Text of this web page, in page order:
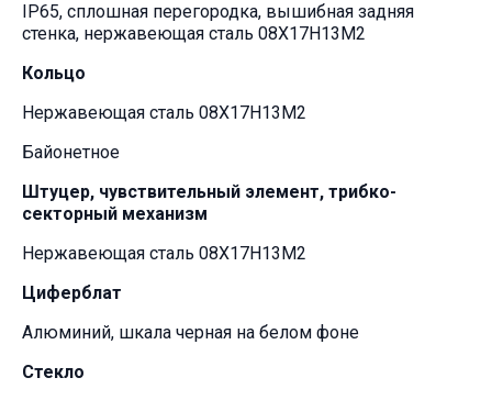
IP65, сплошная перегородка, вышибная задняя
стенка, нержавеющая сталь 08Х17Н13М2
Кольцо
Нержавеющая сталь 08Х17Н13М2
Байонетное
Штуцер, чувствительный элемент, трибко-
секторный механизм
Нержавеющая сталь 08Х17Н13М2
Циферблат
Алюминий, шкала черная на белом фоне
Стекло